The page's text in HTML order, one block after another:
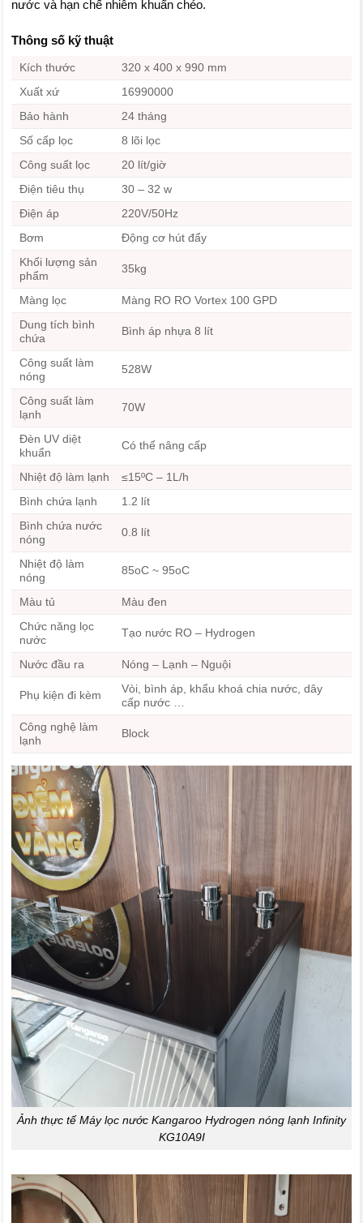
nước và hạn chế nhiễm khuẩn chéo.
Thông số kỹ thuật
Kích thước
320 x 400 x 990 mm
Xuất xứ
16990000
Bảo hành
24 tháng
Số cấp lọc
8 lõi lọc
Công suất lọc
20 lít/giờ
Điện tiêu thụ
30 – 32 w
Điện áp
220V/50Hz
Bơm
Động cơ hút đẩy
Khối lượng sản
phẩm
35kg
Màng lọc
Màng RO RO Vortex 100 GPD
Dung tích bình
chứa
Bình áp nhựa 8 lít
Công suất làm
nóng
528W
Công suất làm
lạnh
70W
Đèn UV diệt
khuẩn
Có thể nâng cấp
Nhiệt độ làm lạnh
≤15ºC – 1L/h
Bình chứa lạnh
1.2 lít
Bình chứa nước
nóng
0.8 lít
Nhiệt độ làm
nóng
85oC ~ 95oC
Màu tủ
Màu đen
Chức năng lọc
nước
Tạo nước RO – Hydrogen
Nước đầu ra Nóng – Lạnh – Nguội
Phụ kiện đi kèm
Vòi, bình áp, khẩu khoá chia nước, dây
cấp nước …
Công nghệ làm
lạnh
Block
Ảnh thực tế Máy lọc nước Kangaroo Hydrogen nóng lạnh Infinity
KG10A9I